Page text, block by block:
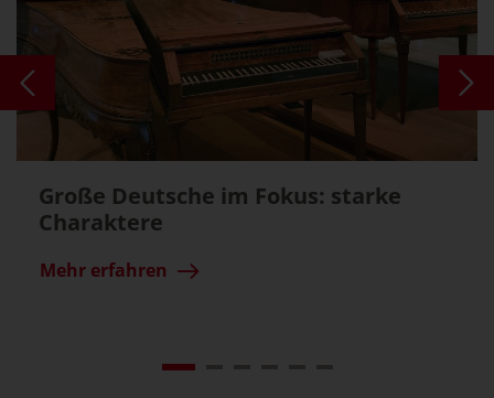
Große Deutsche im Fokus: starke
Charaktere
Mehr erfahren